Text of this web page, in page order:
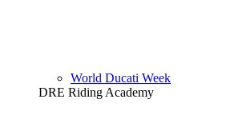
World Ducati Week
DRE Riding Academy